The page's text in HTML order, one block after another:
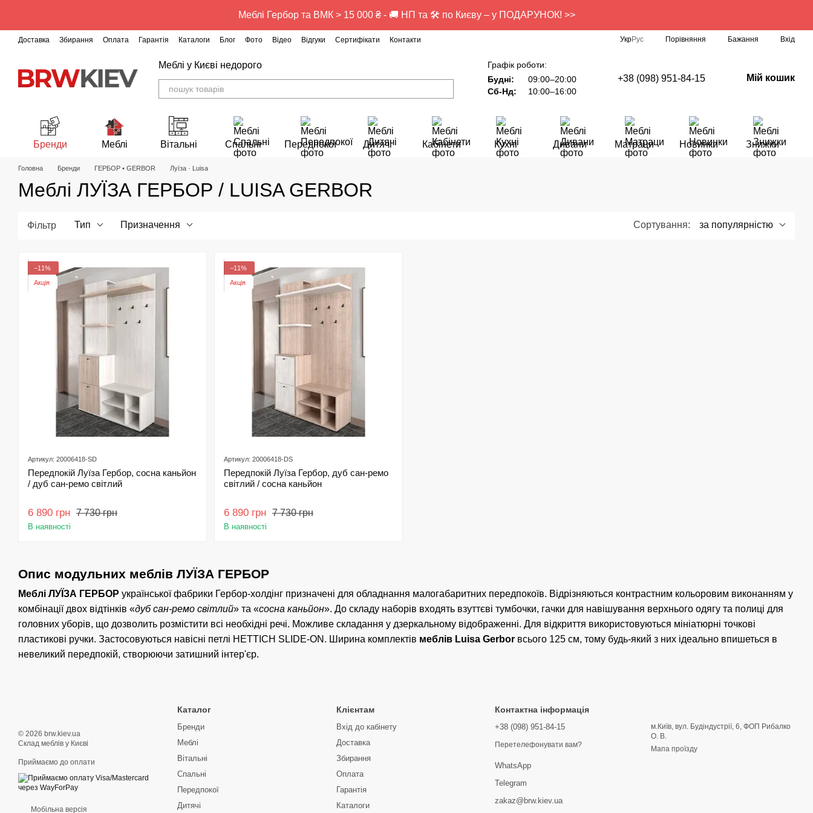
Меблі Гербор та ВМК > 15 000 ₴ - 🚚 НП та 🛠️ по Києву – у ПОДАРУНОК! >>
Доставка Збирання Оплата Гарантія Каталоги Блог Фото Відео Відгуки Сертифікати Контакти УкрРус Порівняння Бажання Вхід
Меблі у Києві недорого
Графік роботи:
Будні:
09:00–20:00
Сб-Нд:
10:00–16:00
+38 (098) 951-84-15 Мій кошик
Бренди Меблі Вітальні Спальні Передпокої Дитячі Кабінети Кухні Дивани Матраци Новинки Знижки
Головна Бренди ГЕРБОР • GERBOR Луїза · Luisa
Меблі ЛУЇЗА ГЕРБОР / LUISA GERBOR
Фільтр Тип Призначення Сортування: за популярністю
Опис модульних меблів ЛУЇЗА ГЕРБОР
Меблі ЛУЇЗА ГЕРБОР української фабрики Гербор-холдінг призначені для обладнання малогабаритних передпокоїв. Відрізняються контрастним кольоровим виконанням у
комбінації двох відтінків «дуб сан-ремо світлий» та «сосна каньйон». До складу наборів входять взуттєві тумбочки, гачки для навішування верхнього одягу та полиці для
головних уборів, що дозволить розмістити всі необхідні речі. Можливе складання у дзеркальному відображенні. Для відкриття використовуються мініатюрні точкові
пластикові ручки. Застосовуються навісні петлі HETTICH SLIDE-ON. Ширина комплектів меблів Luisa Gerbor всього 125 см, тому будь-який з них ідеально впишеться в
невеликий передпокій, створюючи затишний інтер'єр.
−11%
Акція
Артикул: 20006418-SD
Передпокій Луїза Гербор, сосна каньйон
/ дуб сан-ремо світлий
7 730 грн
6 890 грн
В наявності
−11%
Акція
Артикул: 20006418-DS
Передпокій Луїза Гербор, дуб сан-ремо
світлий / сосна каньйон
7 730 грн
6 890 грн
В наявності
© 2026 brw.kiev.ua
Склад меблів у Києві
Приймаємо до оплати
Мобільна версія
Каталог
Бренди
Меблі
Вітальні
Спальні
Передпокої
Дитячі
Клієнтам
Вхід до кабінету
Доставка
Збирання
Оплата
Гарантія
Каталоги
Контактна інформація
+38 (098) 951-84-15
Перетелефонувати вам?
WhatsApp
Telegram
zakaz@brw.kiev.ua
м.Київ, вул. Будіндустрії, 6, ФОП Рибалко
О. В.
Мапа проїзду